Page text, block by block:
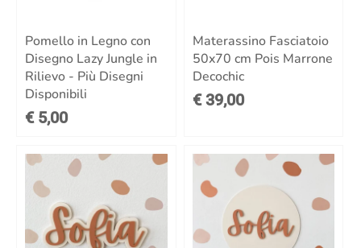
Pomello in Legno con
Disegno Lazy Jungle in
Rilievo - Più Disegni
Disponibili
€ 5,00
Materassino Fasciatoio
50x70 cm Pois Marrone
Decochic
€ 39,00